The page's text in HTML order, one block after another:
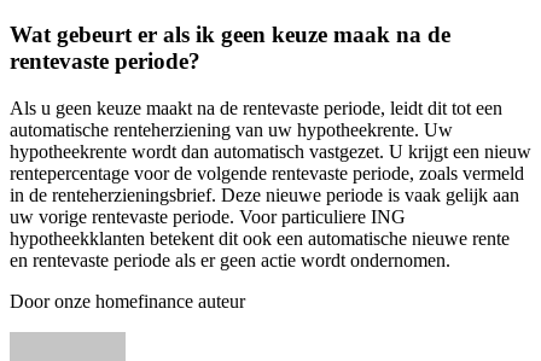
Wat gebeurt er als ik geen keuze maak na de
rentevaste periode?
Als u geen keuze maakt na de rentevaste periode, leidt dit tot een
automatische renteherziening van uw hypotheekrente. Uw
hypotheekrente wordt dan automatisch vastgezet. U krijgt een nieuw
rentepercentage voor de volgende rentevaste periode, zoals vermeld
in de renteherzieningsbrief. Deze nieuwe periode is vaak gelijk aan
uw vorige rentevaste periode. Voor particuliere ING
hypotheekklanten betekent dit ook een automatische nieuwe rente
en rentevaste periode als er geen actie wordt ondernomen.
Door onze homefinance auteur